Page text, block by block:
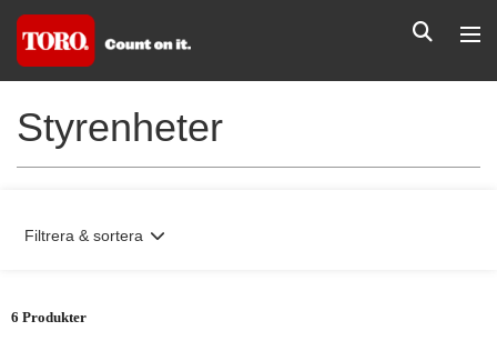
Styrenheter
6 Produkter
Filtrera & sortera